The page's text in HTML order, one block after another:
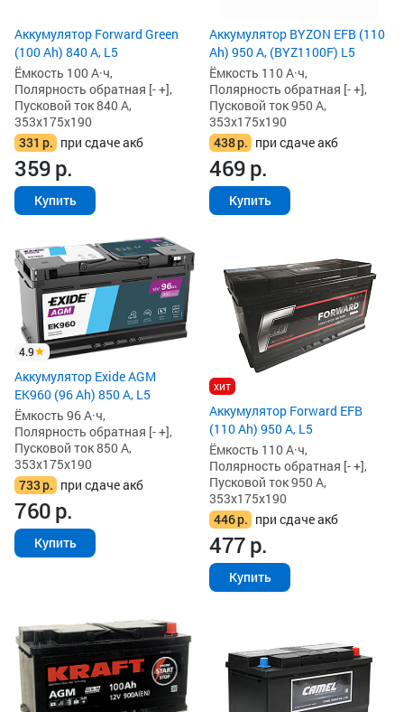
Аккумулятор Forward Green
(100 Ah) 840 А, L5
Ёмкость 100 А·ч,
Полярность обратная [- +],
Пусковой ток 840 А,
353x175x190
331 р. при сдаче акб
359р.
Купить
Аккумулятор BYZON EFB (110
Ah) 950 А, (BYZ1100F) L5
Ёмкость 110 А·ч,
Полярность обратная [- +],
Пусковой ток 950 А,
353x175x190
438р. при сдаче акб
469р.
Купить
4.9
Аккумулятор Exide AGM
EK960 (96 Ah) 850 А, L5
Ёмкость 96 А·ч,
Полярность обратная [- +],
Пусковой ток 850 А,
353x175x190
733р. при сдаче акб
760р.
Купить
хит
Аккумулятор Forward EFB
(110 Ah) 950 А, L5
Ёмкость 110 А·ч,
Полярность обратная [- +],
Пусковой ток 950 А,
353x175x190
446р. при сдаче акб
477р.
Купить